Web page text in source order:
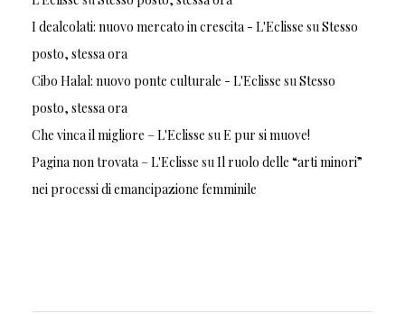
I dealcolati: nuovo mercato in crescita - L'Eclisse suStesso
posto, stessa ora
Cibo Halal: nuovo ponte culturale - L'Eclisse suStesso
posto, stessa ora
Che vinca il migliore – L'Eclisse suE pur si muove!
Pagina non trovata – L'Eclisse suIl ruolo delle “arti minori”
nei processi di emancipazione femminile